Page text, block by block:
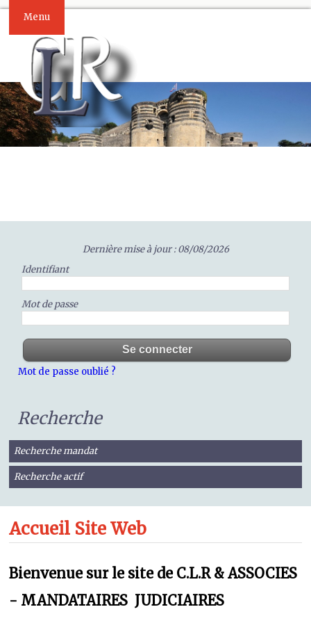
Menu
Dernière mise à jour : 08/08/2026
Identifiant
Mot de passe
Mot de passe oublié ?
Recherche
Recherche mandat
Recherche actif
Accueil Site Web
Bienvenue sur le site de C.L.R & ASSOCIES
- MANDATAIRES JUDICIAIRES